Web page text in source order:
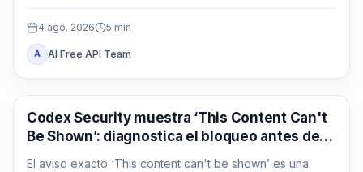
4 ago. 2026 5 min
A AI Free API Team
OpenAI Codex
Codex Security muestra ‘This Content Can't
Be Shown’: diagnostica el bloqueo antes de
El aviso exacto ‘This content can't be shown’ es una